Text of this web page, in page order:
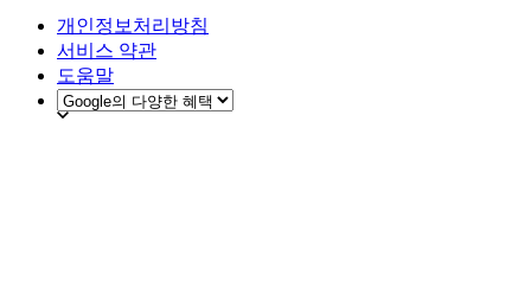
개인정보처리방침
서비스 약관
도움말